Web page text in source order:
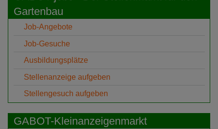
Gartenbau
Job-Angebote
Job-Gesuche
Ausbildungsplätze
Stellenanzeige aufgeben
Stellengesuch aufgeben
GABOT-Kleinanzeigenmarkt